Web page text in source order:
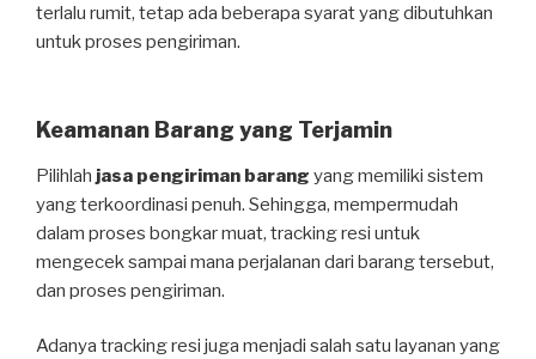
terlalu rumit, tetap ada beberapa syarat yang dibutuhkan
untuk proses pengiriman.
Keamanan Barang yang Terjamin
Pilihlah jasa pengiriman barang yang memiliki sistem
yang terkoordinasi penuh. Sehingga, mempermudah
dalam proses bongkar muat, tracking resi untuk
mengecek sampai mana perjalanan dari barang tersebut,
dan proses pengiriman.
Adanya tracking resi juga menjadi salah satu layanan yang